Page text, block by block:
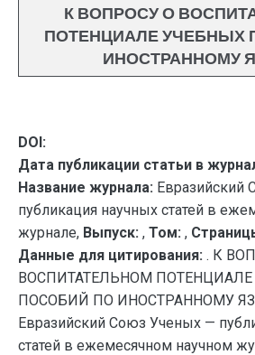
К ВОПРОСУ О
ПОТЕНЦИАЛЕ УЧЕБНЫХ
ИНОСТРАННОМУ
DOI:
Дата публикации статьи в
Название журнала: Евразийский
публикация научных статей в
журнале, Выпуск: , Том: ,
Данные для цитирования: . К
ВОСПИТАТЕЛЬНОМ
ПОСОБИЙ ПО ИНОСТРАННОМУ
Евразийский Союз Ученых —
статей в ежемесячном научном